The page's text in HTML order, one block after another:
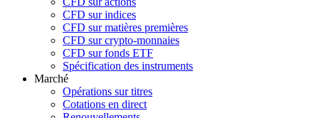
CFD sur indices
CFD sur matières premières
CFD sur crypto-monnaies
CFD sur fonds ETF
Spécification des instruments
Marché
Opérations sur titres
Cotations en direct